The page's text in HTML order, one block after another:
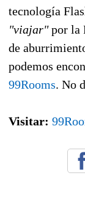
tecnología
"viajar"por la
de
podemos
99Rooms. No
Visitar: